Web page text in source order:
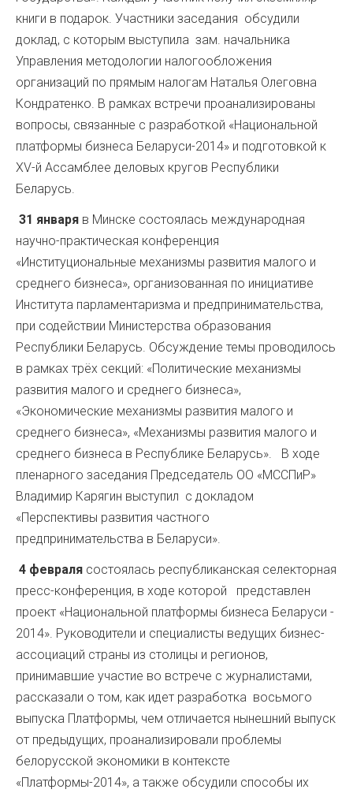
книги в подарок. Участники заседания обсудили
доклад, с которым выступила зам. начальника
Управления методологии налогообложения
организаций по прямым налогам Наталья Олеговна
Кондратенко. В рамках встречи проанализированы
вопросы, связанные с разработкой «Национальной
платформы бизнеса Беларуси-2014» и подготовкой к
XV-й Ассамблее деловых кругов Республики
Беларусь.
31 января в Минске состоялась международная
научно-практическая конференция
«Институциональные механизмы развития малого и
среднего бизнеса», организованная по инициативе
Института парламентаризма и предпринимательства,
при содействии Министерства образования
Республики Беларусь. Обсуждение темы проводилось
в рамках трёх секций: «Политические механизмы
развития малого и среднего бизнеса»,
«Экономические механизмы развития малого и
среднего бизнеса», «Механизмы развития малого и
среднего бизнеса в Республике Беларусь». В ходе
пленарного заседания Председатель ОО «МССПиР»
Владимир Карягин выступил с докладом
«Перспективы развития частного
предпринимательства в Беларуси».
4 февраля состоялась республиканская селекторная
пресс-конференция, в ходе которой представлен
проект «Национальной платформы бизнеса Беларуси -
2014». Руководители и специалисты ведущих бизнес-
ассоциаций страны из столицы и регионов,
принимавшие участие во встрече с журналистами,
рассказали о том, как идет разработка восьмого
выпуска Платформы, чем отличается нынешний выпуск
от предыдущих, проанализировали проблемы
белорусской экономики в контексте
«Платформы-2014», а также обсудили способы их